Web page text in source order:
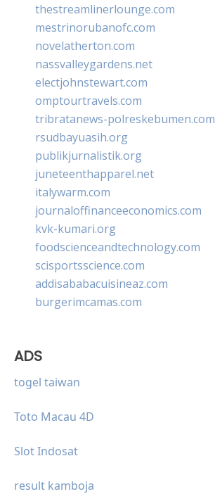
thestreamlinerlounge.com
mestrinorubanofc.com
novelatherton.com
nassvalleygardens.net
electjohnstewart.com
omptourtravels.com
tribratanews-polreskebumen.com
rsudbayuasih.org
publikjurnalistik.org
juneteenthapparel.net
italywarm.com
journaloffinanceeconomics.com
kvk-kumari.org
foodscienceandtechnology.com
scisportsscience.com
addisababacuisineaz.com
burgerimcamas.com
ADS
togel taiwan
Toto Macau 4D
Slot Indosat
result kamboja